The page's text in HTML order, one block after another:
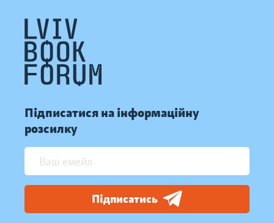
Підписатися на інформаційну
розсилку
Підписатись